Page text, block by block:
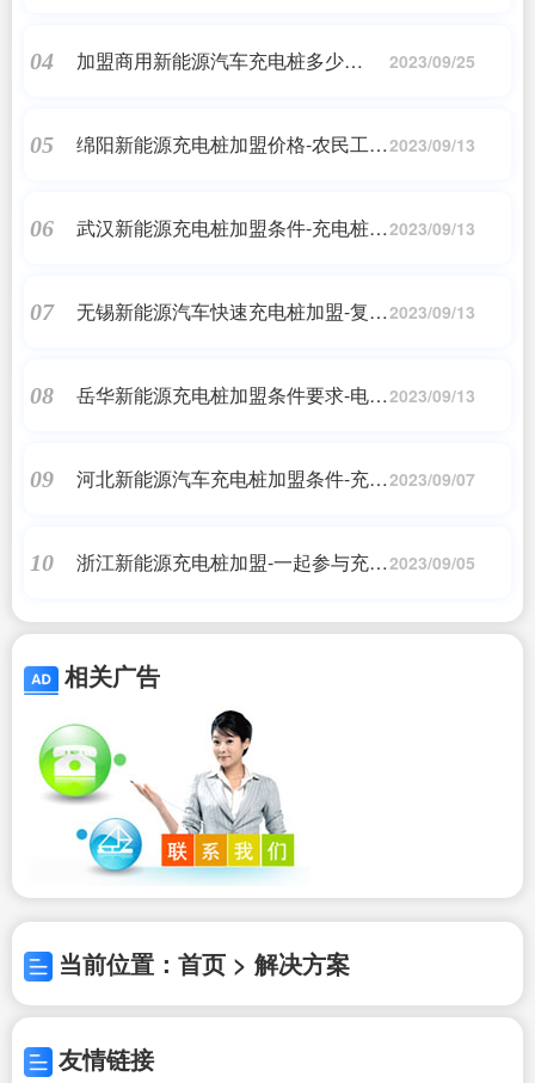
04
加盟商用新能源汽车充电桩多少
2023/09/25
05
绵阳新能源充电桩加盟价格-农民工返2023/09/13
06
武汉新能源充电桩加盟条件-充电桩加2023/09/13
07
无锡新能源汽车快速充电桩加盟-复
2023/09/13
08
岳华新能源充电桩加盟条件要求-电动2023/09/13
09
河北新能源汽车充电桩加盟条件-充电2023/09/07
10
浙江新能源充电桩加盟-一起参与充电
合作
2023/09/05
相关广告
当前位置：首页 > 解决方案
友情链接